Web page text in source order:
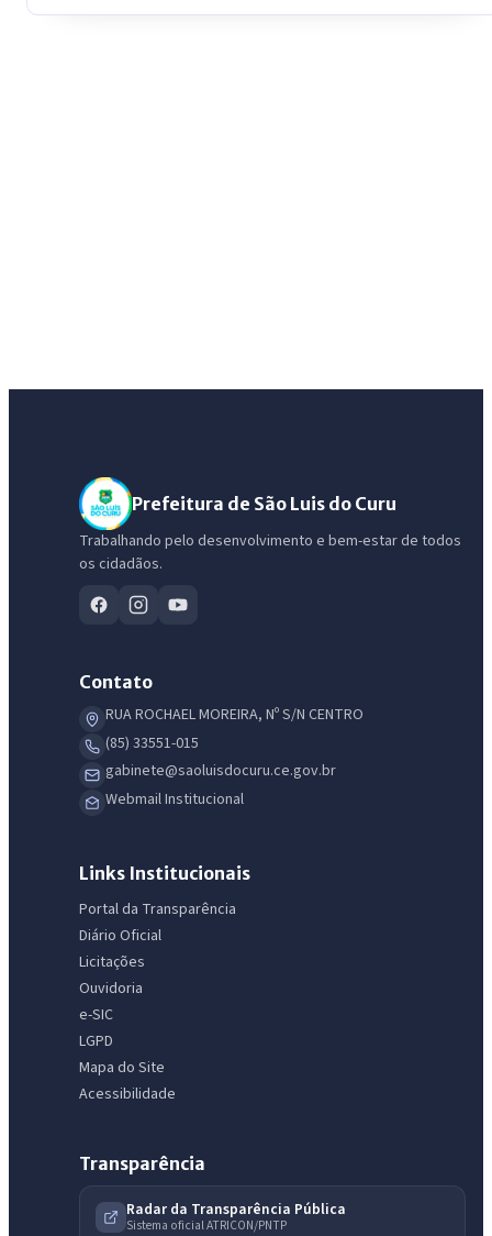
Prefeitura de São Luis do Curu
Trabalhando pelo desenvolvimento e bem-estar de todos
os cidadãos.
Contato
RUA ROCHAEL MOREIRA, Nº S/N CENTRO
(85) 33551-015
gabinete@saoluisdocuru.ce.gov.br
Webmail Institucional
Links Institucionais
Portal da Transparência
Diário Oficial
Licitações
Ouvidoria
e-SIC
LGPD
Mapa do Site
Acessibilidade
Transparência
Radar da Transparência Pública
Sistema oficial ATRICON/PNTP
IntGest AI
Assistente do Portal
Olá. Pergunte sobre serviços, notícias, legislação, Diário Oficial,
licitações, estrutura ou transparência do município.